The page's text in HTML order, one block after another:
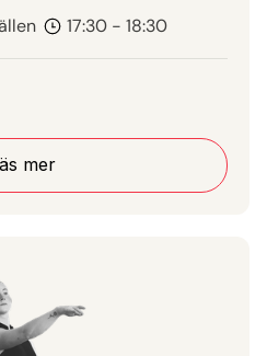
17:30 - 18:30
mer
mer